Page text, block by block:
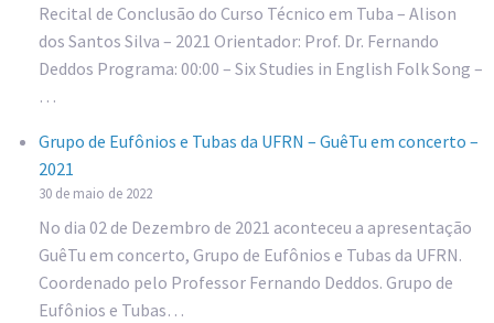
Recital de Conclusão do Curso Técnico em Tuba – Alison
dos Santos Silva – 2021 Orientador: Prof. Dr. Fernando
Deddos Programa: 00:00 – Six Studies in English Folk Song –
…
Grupo de Eufônios e Tubas da UFRN – GuêTu em concerto –
2021
30 de maio de 2022
No dia 02 de Dezembro de 2021 aconteceu a apresentação
GuêTu em concerto, Grupo de Eufônios e Tubas da UFRN.
Coordenado pelo Professor Fernando Deddos. Grupo de
Eufônios e Tubas…